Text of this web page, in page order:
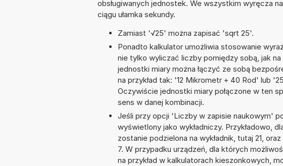
obsługiwanych jednostek. We wszystkim wyręcza
ciągu ułamka sekundy.
Zamiast '√25' można zapisać 'sqrt 25'.
Ponadto kalkulator umożliwia stosowanie
nie tylko wyliczać liczby pomiędzy sobą, jak
jednostki miary można łączyć ze sobą
na przykład tak: '12 Mikrometr + 40 Rod' lub
Oczywiście jednostki miary połączone w ten
sens w danej kombinacji.
Jeśli przy opcji 'Liczby w zapisie naukowym'
wyświetlony jako wykładniczy. Przykładowo,
zostanie podzielona na wykładnik, tutaj 21,
7. W przypadku urządzeń, dla których
na przykład w kalkulatorach kieszonkowych,